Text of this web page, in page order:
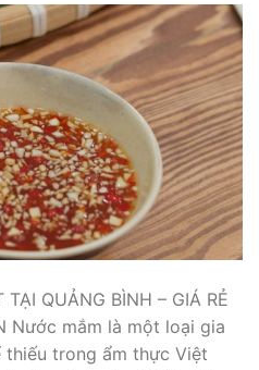
QUẢNG BÌNH – GIÁ RẺ
Nước mắm là một loại gia
trong ẩm thực Việt